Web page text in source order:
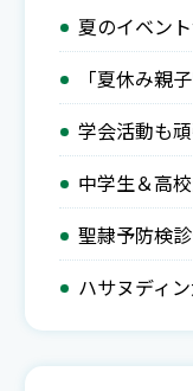
夏のイベン
「夏休み親
学会活動も
中学生＆高
聖隷予防検
ハサヌディ